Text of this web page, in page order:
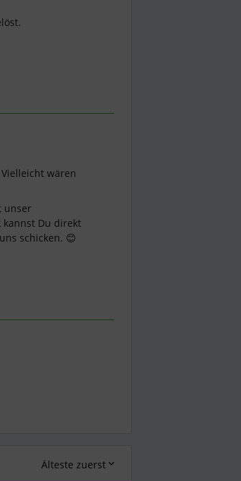
wären
unser
kannst Du direkt
schicken. 😊
Älteste zuerst